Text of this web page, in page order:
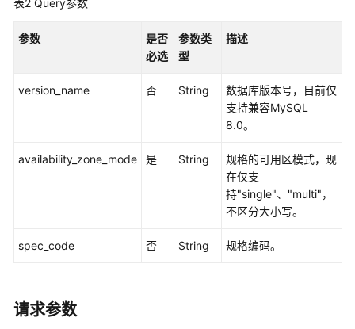
用
指
最
书
参
表2 Query参数
参数
是否
必选
参数类
型
描述
version_name 否 String
数据库版本号，目前仅
支持兼容MySQL
8.0。
availability_zone_mode 是 String
规格的可用区模式，现
在仅支
持"single"、"multi"，
不区分大小写。
spec_code 否 String 规格编码。
请求参数